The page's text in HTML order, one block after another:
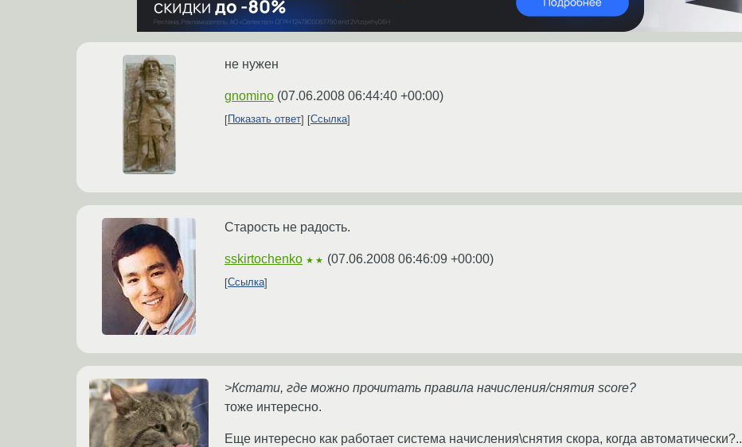
не нужен
gnomino (07.06.2008 06:44:40 +00:00)
Показать ответ Ссылка
Старость не радость.
sskirtochenko ★★ (07.06.2008 06:46:09 +00:00)
Ссылка
>Кстати, где можно прочитать правила начисления/снятия score?
тоже интересно.
Еще интересно как работает система начисления\снятия скора, когда автоматически?..